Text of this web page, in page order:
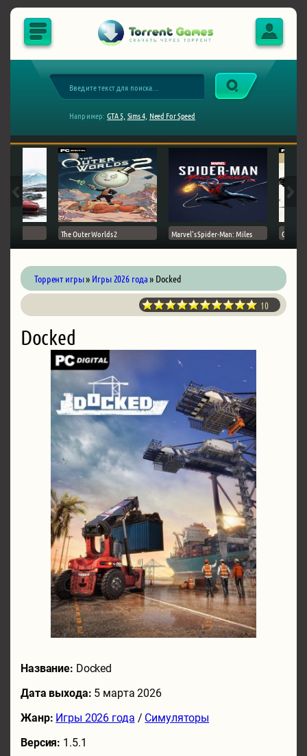
Например: GTA 5, Sims 4, Need For Speed
The Outer Worlds 2 Marvel's Spider-Man: Miles Ghost
Торрент игры» Игры 2026 года» Docked
10
Docked
Название: Docked
Дата выхода: 5 марта 2026
Жанр: Игры 2026 года / Симуляторы
Версия: 1.5.1